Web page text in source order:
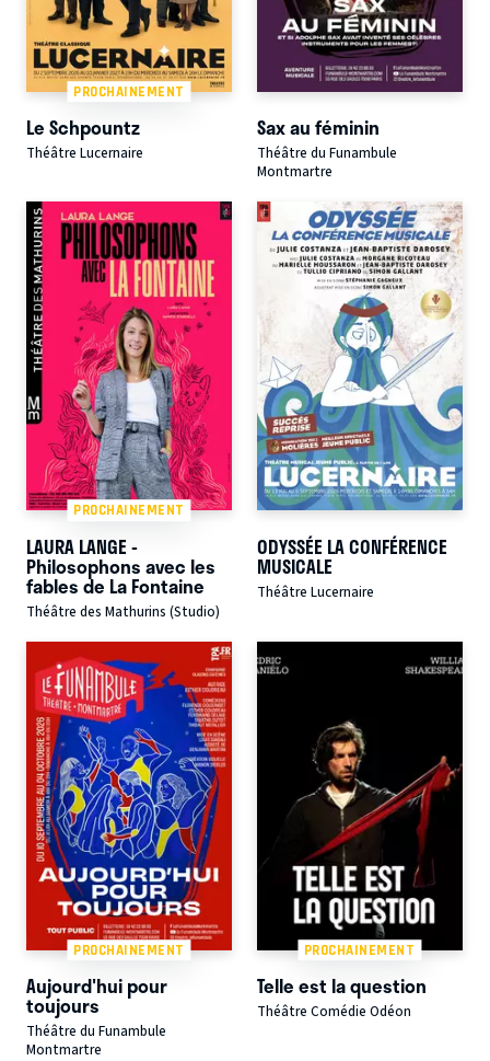
PROCHAINEMENT
Le Schpountz
Théâtre Lucernaire
Sax au féminin
Théâtre du Funambule
Montmartre
PROCHAINEMENT
LAURA LANGE -
Philosophons avec les
fables de La Fontaine
Théâtre des Mathurins (Studio)
ODYSSÉE LA CONFÉRENCE
MUSICALE
Théâtre Lucernaire
PROCHAINEMENT
Aujourd'hui pour
toujours
Théâtre du Funambule
Montmartre
PROCHAINEMENT
Telle est la question
Théâtre Comédie Odéon